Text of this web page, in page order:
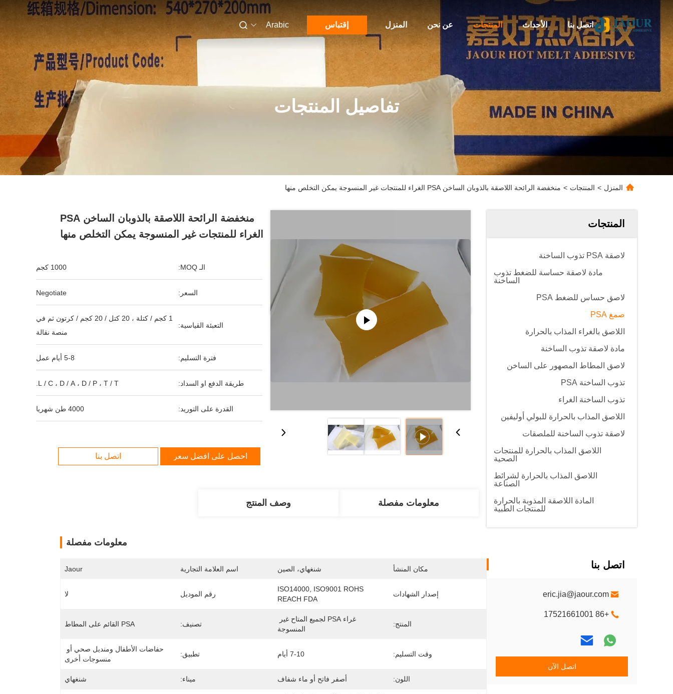
المنزل عن نحن المنتجات الأحداث اتصل بنا إقتباس Arabic
تفاصيل المنتجات
المنزل > المنتجات > منخفضة الرائحة اللاصقة بالذوبان الساخن PSA الغراء للمنتجات غير المنسوجة يمكن التخلص منها
المنتجات
لاصقة PSA تذوب الساخنة
مادة لاصقة حساسة للضغط تذوب
الساخنة
لاصق حساس للضغط PSA
صمغ PSA
اللاصق بالغراء المذاب بالحرارة
مادة لاصقة تذوب الساخنة
لاصق المطاط المصهور على الساخن
تذوب الساخنة PSA
تذوب الساخنة الغراء
اللاصق المذاب بالحرارة للبولي أوليفين
لاصقة تذوب الساخنة للملصقات
اللاصق المذاب بالحرارة للمنتجات
الصحية
اللاصق المذاب بالحرارة لشرائط
الصناعة
المادة اللاصقة المذوبة بالحرارة
للمنتجات الطبية
اتصل بنا
eric.jia@jaour.com
+86 17521661001
اتصل الآن
منخفضة الرائحة اللاصقة بالذوبان الساخن PSA
الغراء للمنتجات غير المنسوجة يمكن التخلص منها
الـ MOQ: 1000 كجم
السعر: Negotiate
التعبئة القياسية:
1 كجم / كتلة ، 20 كتل / 20 كجم / كرتون ثم في
منصة نقالة
فترة التسليم: 5-8 أيام عمل
طريقة الدفع او السداد: L / C ، D / A ، D / P ، T / T.
القدرة على التوريد: 4000 طن شهريا
احصل على افضل سعر اتصل بنا
معلومات مفصلة وصف المنتج
معلومات مفصلة
مكان المنشأ شنغهاي، الصين اسم العلامة التجارية Jaour
إصدار الشهادات
ISO14000, ISO9001 ROHS
REACH FDA
رقم الموديل لا
المنتج:
المنسوجة
تصنيف: PSA القائم على المطاط
وقت التسليم: 7-10 أيام تطبيق:
منسوجات أخرى
اللون: أصفر فاتح أو ماء شفاف ميناء: شنغهاي